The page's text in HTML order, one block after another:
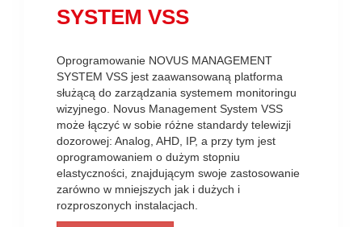
SYSTEM VSS
Oprogramowanie NOVUS MANAGEMENT
SYSTEM VSS jest zaawansowaną platforma
służącą do zarządzania systemem monitoringu
wizyjnego. Novus Management System VSS
może łączyć w sobie różne standardy telewizji
dozorowej: Analog, AHD, IP, a przy tym jest
oprogramowaniem o dużym stopniu
elastyczności, znajdującym swoje zastosowanie
zarówno w mniejszych jak i dużych i
rozproszonych instalacjach.